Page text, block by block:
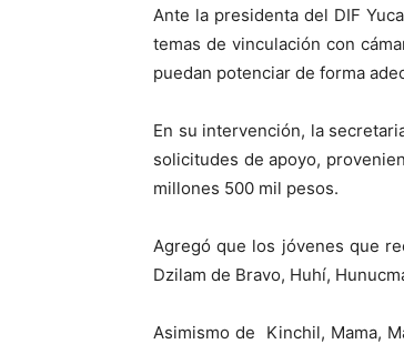
Ante la presidenta del DIF
temas de vinculación con
puedan potenciar de forma
En su intervención, la
solicitudes de apoyo,
millones 500 mil pesos.
Agregó que los jóvenes que
Dzilam de Bravo, Huhí,
Asimismo de Kinchil, Mama,